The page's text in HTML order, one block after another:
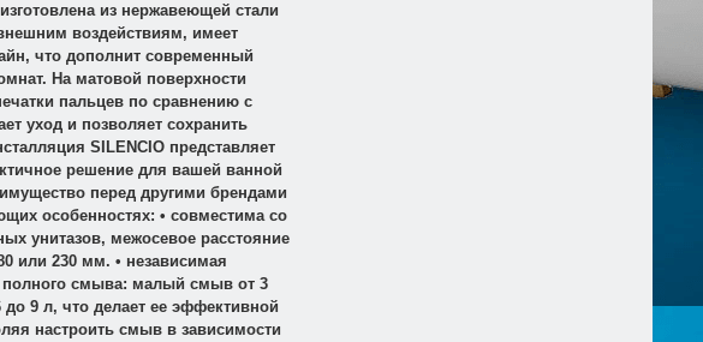
из нержавеющей стали
воздействиям, имеет
что дополнит современный
На матовой поверхности
пальцев по сравнению с
уход и позволяет сохранить
SILENCIO представляет
решение для вашей ванной
перед другими брендами
особенностях: • совместима со
унитазов, межосевое расстояние
или 230 мм. • независимая
полного смыва: малый смыв от 3
9 л, что делает ее эффективной
настроить смыв в зависимости